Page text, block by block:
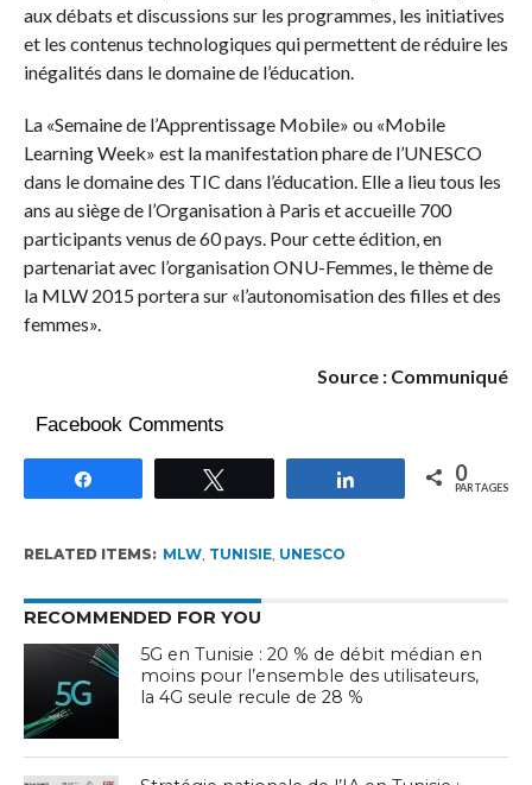
aux débats et discussions sur les programmes, les initiatives
et les contenus technologiques qui permettent de réduire les
inégalités dans le domaine de l’éducation.
La «Semaine de l’Apprentissage Mobile» ou «Mobile
Learning Week» est la manifestation phare de l’UNESCO
dans le domaine des TIC dans l’éducation. Elle a lieu tous les
ans au siège de l’Organisation à Paris et accueille 700
participants venus de 60 pays. Pour cette édition, en
partenariat avec l’organisation ONU-Femmes, le thème de
la MLW 2015 portera sur «l’autonomisation des filles et des
femmes».
Source : Communiqué
Facebook Comments
Partagez 0
PARTAGES
RELATED ITEMS: MLW, TUNISIE, UNESCO
RECOMMENDED FOR YOU
5G en Tunisie : 20 % de débit médian en
moins pour l’ensemble des utilisateurs,
la 4G seule recule de 28 %